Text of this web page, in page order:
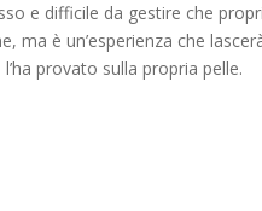
e difficile da gestire che
ma è un’esperienza che
provato sulla propria pelle.